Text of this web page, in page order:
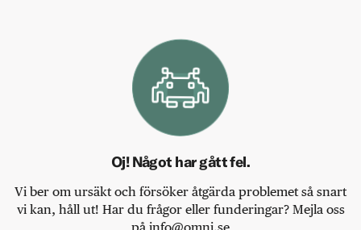
Oj! Något har gått fel.
Vi ber om ursäkt och försöker åtgärda problemet så snart
vi kan, håll ut! Har du frågor eller funderingar? Mejla oss